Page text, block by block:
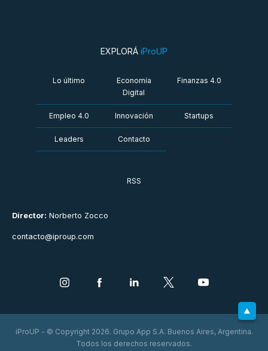
Director: Norberto Zocco
contacto@iproup.com
EXPLORÁ iProUP
Lo último
Economía
Digital
Finanzas 4.0
Empleo 4.0 Innovación Startups
Leaders Contacto
RSS
iProUP - © Copyright 2026. Grupo App S.A. Buenos Aires, Argentina.
Todos los derechos reservados.